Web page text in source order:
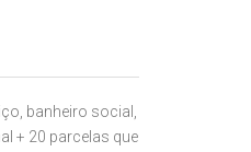
banheiro social,
+ 20 parcelas que